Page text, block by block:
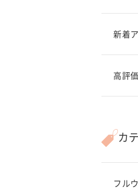
新着
高評
カ
フル